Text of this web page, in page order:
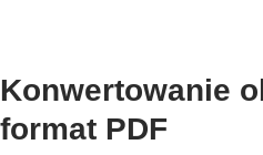
Konwertowanie
format PDF